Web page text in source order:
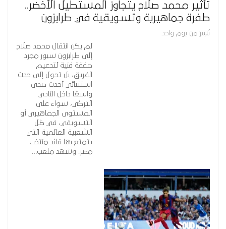
تأثير محمد صلاح يتجاوز المستطيل الأخضر..
طفرة جماهيرية وتسويقية في طرابزون
نُشِرَ من يوم واحد
لم يكن انتقال محمد صلاح
إلى طرابزون سبور مجرد
صفقة فنية لتدعيم
الفريق، بل تحول إلى حدث
استثنائي أحدث صدى
واسعًا داخل النادي
التركي، سواء على
المستوى الجماهيري أو
التسويقي، في ظل
الشعبية العالمية التي
يتمتع بها قائد منتخب
مصر. وشهد ملعب…